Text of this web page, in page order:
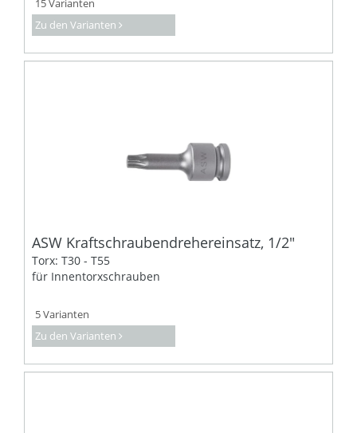
15 Varianten
Zu den Varianten
ASW Kraftschraubendrehereinsatz, 1/2"
Torx: T30 - T55
für Innentorxschrauben
5 Varianten
Zu den Varianten